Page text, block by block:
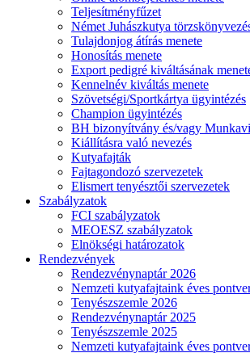
Teljesítményfűzet
Német Juhászkutya
Tulajdonjog átírás menete
Honosítás menete
Export pedigré kiváltásának
Kennelnév kiváltás menete
Szövetségi/Sportkártya ügyintézés
Champion ügyintézés
BH bizonyítvány és/vagy
Kiállításra való nevezés
Kutyafajták
Fajtagondozó szervezetek
Elismert tenyésztői szervezetek
Szabályzatok
FCI szabályzatok
MEOESZ szabályzatok
Elnökségi határozatok
Rendezvények
Rendezvénynaptár 2026
Nemzeti kutyafajtaink éves
Tenyészszemle 2026
Rendezvénynaptár 2025
Tenyészszemle 2025
Nemzeti kutyafajtaink éves